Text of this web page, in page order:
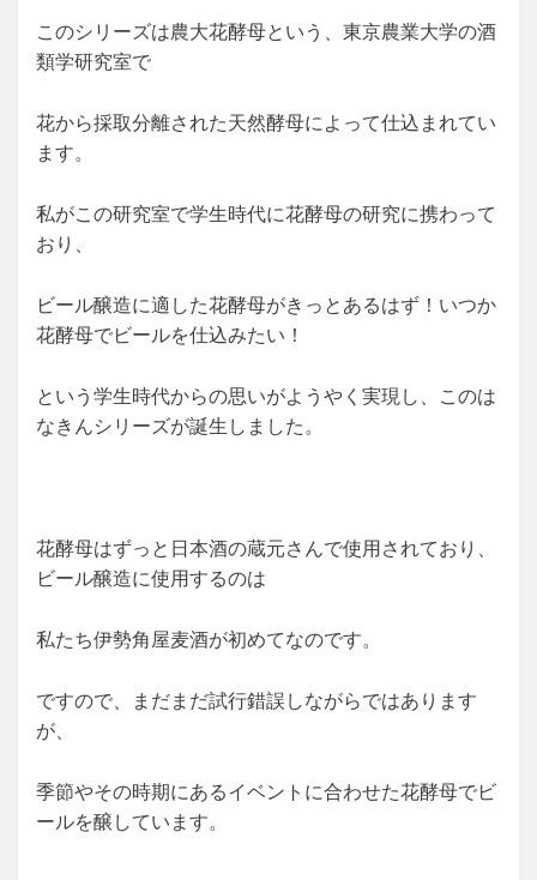
このシリーズは農大花酵母という、東京農業大学の酒
類学研究室で
花から採取分離された天然酵母によって仕込まれてい
ます。
私がこの研究室で学生時代に花酵母の研究に携わって
おり、
ビール醸造に適した花酵母がきっとあるはず！いつか
花酵母でビールを仕込みたい！
という学生時代からの思いがようやく実現し、このは
なきんシリーズが誕生しました。
花酵母はずっと日本酒の蔵元さんで使用されており、
ビール醸造に使用するのは
私たち伊勢角屋麦酒が初めてなのです。
ですので、まだまだ試行錯誤しながらではあります
が、
季節やその時期にあるイベントに合わせた花酵母でビ
ールを醸しています。